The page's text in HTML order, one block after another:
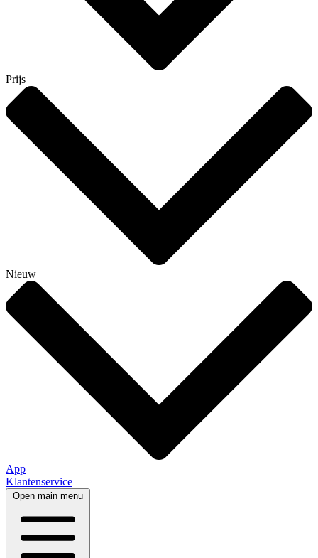
Prijs
Nieuw
App
Klantenservice
Open main menu